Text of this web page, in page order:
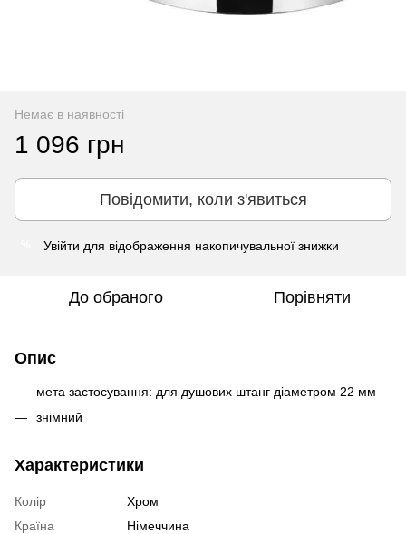
Немає в наявності
1 096 грн
Повідомити, коли з'явиться
Увійти для відображення накопичувальної знижки
До обраного Порівняти
Опис
мета застосування: для душових штанг діаметром 22 мм
знімний
Характеристики
Колір
Хром
Країна
Німеччина